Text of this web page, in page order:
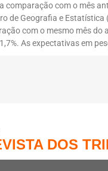
comparação com o mês
de Geografia e Estatística
com o mesmo mês do
As expectativas em
DOS